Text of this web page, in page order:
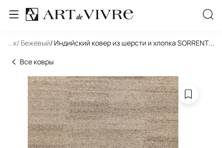
... / Бежевый/ Индийский ковер из шерсти и хлопка SORRENTO...
Все ковры